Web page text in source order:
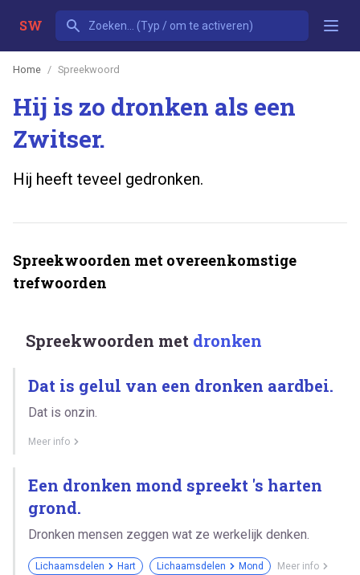
SW
Home Spreekwoord
Hij is zo dronken als een
Zwitser.
Hij heeft teveel gedronken.
Spreekwoorden met overeenkomstige
trefwoorden
Spreekwoorden met dronken
Dat is gelul van een dronken aardbei.
Dat is onzin.
Meer info
Een dronken mond spreekt 's harten
grond.
Dronken mensen zeggen wat ze werkelijk denken.
Lichaamsdelen Hart Lichaamsdelen Mond Meer info